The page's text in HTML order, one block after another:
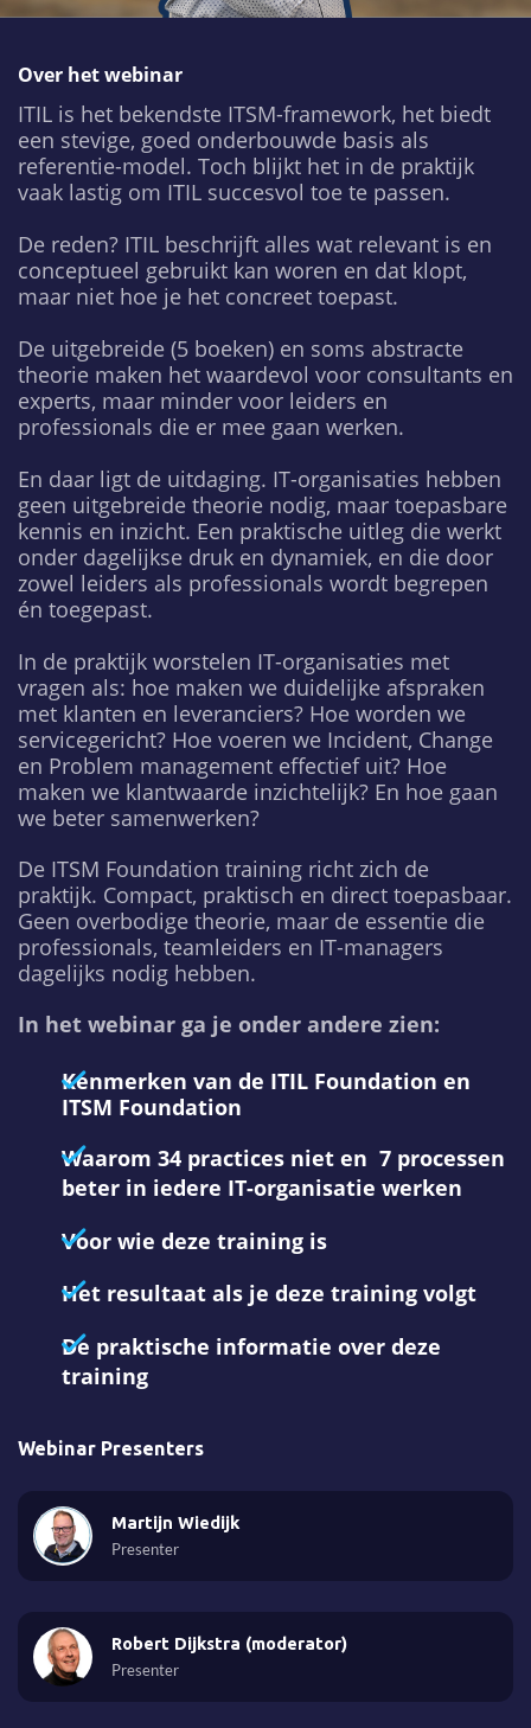
Over het webinar
ITIL is het bekendste ITSM-framework, het biedt
een stevige, goed onderbouwde basis als
referentie-model. Toch blijkt het in de praktijk
vaak lastig om ITIL succesvol toe te passen.
De reden? ITIL beschrijft alles wat relevant is en
conceptueel gebruikt kan woren en dat klopt,
maar niet hoe je het concreet toepast.
De uitgebreide (5 boeken) en soms abstracte
theorie maken het waardevol voor consultants en
experts, maar minder voor leiders en
professionals die er mee gaan werken.
En daar ligt de uitdaging. IT-organisaties hebben
geen uitgebreide theorie nodig, maar toepasbare
kennis en inzicht. Een praktische uitleg die werkt
onder dagelijkse druk en dynamiek, en die door
zowel leiders als professionals wordt begrepen
én toegepast.
In de praktijk worstelen IT-organisaties met
vragen als: hoe maken we duidelijke afspraken
met klanten en leveranciers? Hoe worden we
servicegericht? Hoe voeren we Incident, Change
en Problem management effectief uit? Hoe
maken we klantwaarde inzichtelijk? En hoe gaan
we beter samenwerken?
De ITSM Foundation training richt zich de
praktijk. Compact, praktisch en direct toepasbaar.
Geen overbodige theorie, maar de essentie die
professionals, teamleiders en IT-managers
dagelijks nodig hebben.​​​​​​​
In het webinar ga je onder andere zien:​​​​​​​
Kenmerken van de ITIL Foundation en
ITSM Foundation
Waarom 34 practices niet en 7 processen
beter in iedere IT-organisatie werken
Voor wie deze training is
Het resultaat als je deze training volgt
De praktische informatie over deze
training
Webinar Presenters
Martijn Wiedijk
Presenter
Robert Dijkstra (moderator)
Presenter